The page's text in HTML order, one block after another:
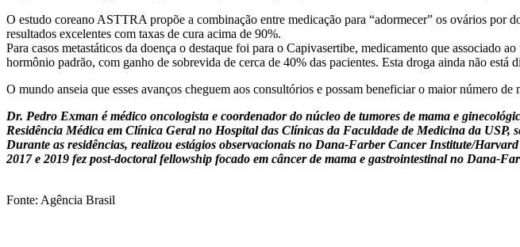
O estudo coreano ASTTRA propõe a combinação entre medicação para “adormecer” os ovários
resultados excelentes com taxas de cura acima de 90%.
Para casos metastáticos da doença o destaque foi para o Capivasertibe, medicamento que associado
hormônio padrão, com ganho de sobrevida de cerca de 40% das pacientes. Esta droga ainda não
O mundo anseia que esses avanços cheguem aos consultórios e possam beneficiar o maior número
Dr. Pedro Exman é médico oncologista e coordenador do núcleo de tumores de mama e
Residência Médica em Clínica Geral no Hospital das Clínicas da Faculdade de Medicina da
Durante as residências, realizou estágios observacionais no Dana-Farber Cancer Institute/
2017 e 2019 fez post-doctoral fellowship focado em câncer de mama e gastrointestinal no Dana-
Fonte: Agência Brasil